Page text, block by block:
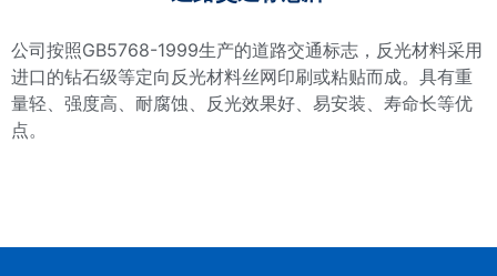
公司按照GB5768-1999生产的道路交通标志，反光材料采用
进口的钻石级等定向反光材料丝网印刷或粘贴而成。具有重
量轻、强度高、耐腐蚀、反光效果好、易安装、寿命长等优
点。